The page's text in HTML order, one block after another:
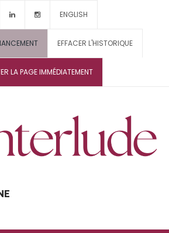
ENGLISH
EFFACER L'HISTORIQUE
LA PAGE IMMÉDIATEMENT